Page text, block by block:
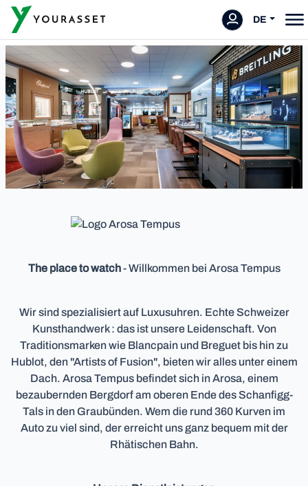
DE
The place to watch- Willkommen bei Arosa Tempus
Wir sind spezialisiert auf Luxusuhren. Echte Schweizer
Kunsthandwerk : das ist unsere Leidenschaft. Von
Traditionsmarken wie Blancpain und Breguet bis hin zu
Hublot, den "Artists of Fusion", bieten wir alles unter einem
Dach. Arosa Tempus befindet sich in Arosa, einem
bezaubernden Bergdorf am oberen Ende des Schanfigg-
Tals in den Graubünden. Wem die rund 360 Kurven im
Auto zu viel sind, der erreicht uns ganz bequem mit der
Rhätischen Bahn.